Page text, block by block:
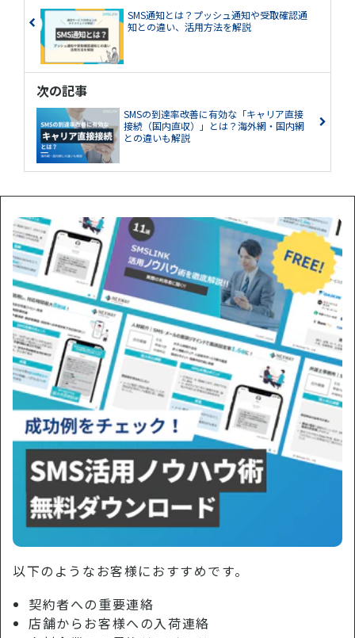
SMS通知とは？プッシュ通知や受取確認通
知との違い、活用方法を解説
次の記事
SMSの到達率改善に有効な「キャリア直接
接続（国内直収）」とは？海外網・国内網
との違いも解説
以下のようなお客様におすすめです。
契約者への重要連絡
店舗からお客様への入荷連絡